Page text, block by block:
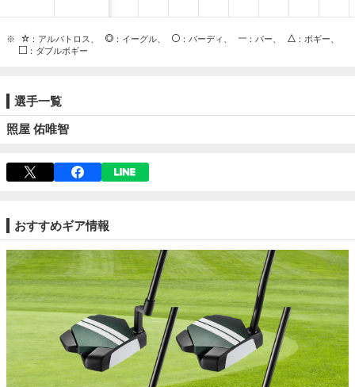
※ ：アルバトロス、 ：イーグル、 ：バーディ、 ：パー、
：ボギー、
：ダブルボギー
選手一覧
照屋 佑唯智
おすすめギア情報